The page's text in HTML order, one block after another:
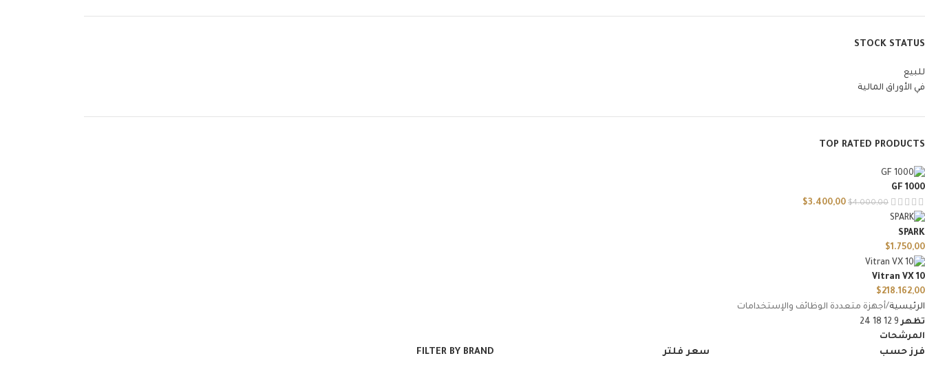
STOCK STATUS
للبيع
في الأوراق المالية
TOP RATED PRODUCTS
GF 1000
$4.000,00
$3.400,00
SPARK
$1.750,00
Vitran VX 10
$218.162,00
الرئيسية أجهزة متعددة الوظائف والإستخدامات
تظهر 9
12
18
24
المرشحات
فرز حسب سعر فلتر FILTER BY BRAND